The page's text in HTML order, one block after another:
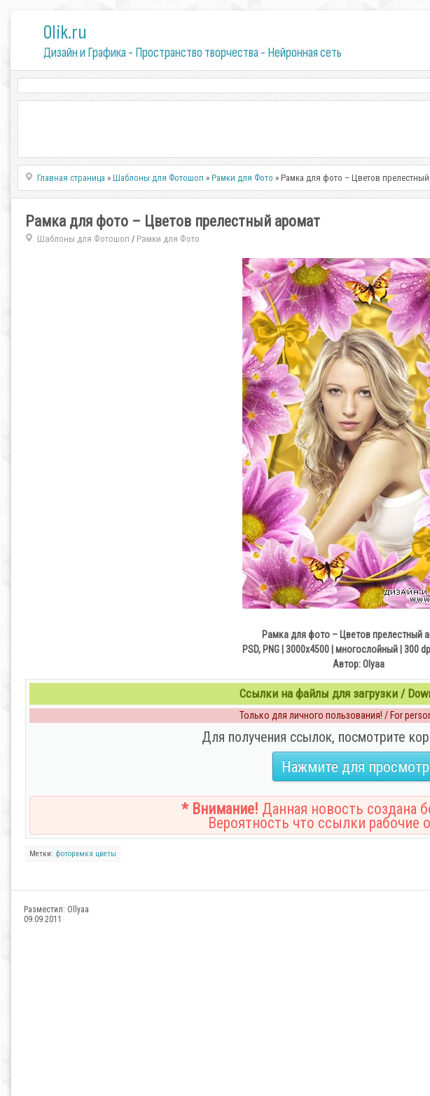
0lik.ru
Дизайн и Графика - Пространство творчества - Нейронная сеть
Главная страница »Шаблоны для Фотошоп »Рамки для Фото » Рамка для фото – Цветов
Рамка для фото – Цветов прелестный аромат
Шаблоны для Фотошоп / Рамки для Фото
Рамка для фото – Цветов прелестный
PSD, PNG | 3000x4500 | многослойный | 300
Автор: Olyaa
Ссылки на файлы для загрузки /
Только для личного пользования! / For
Для получения ссылок, посмотрите
Нажмите для
* Внимание! Данная новость создана
Вероятность что ссылки рабочие
Метки: фоторамка цветы
Разместил: Ollyaa
09.09.2011